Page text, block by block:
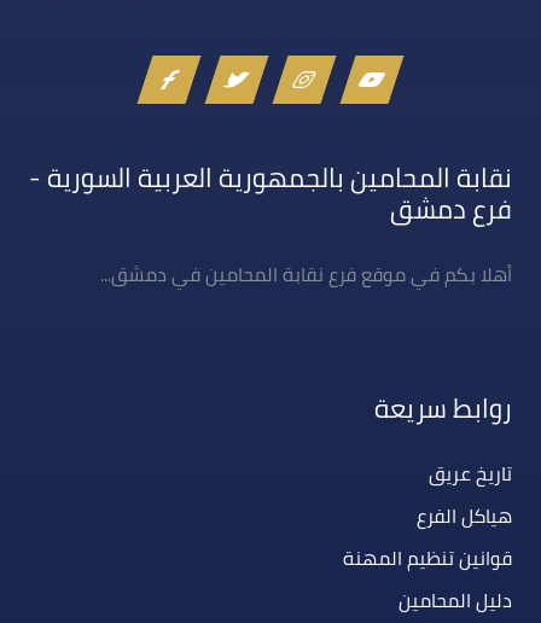
نقابة المحامين بالجمهورية العربية السورية -
فرع دمشق
أهلا بكم في موقع فرع نقابة المحامين في دمشق...
روابط سريعة
تاريخ عريق
هياكل الفرع
قوانين تنظيم المهنة
دليل المحامين